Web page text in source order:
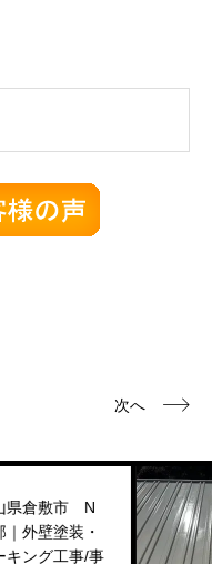
次へ